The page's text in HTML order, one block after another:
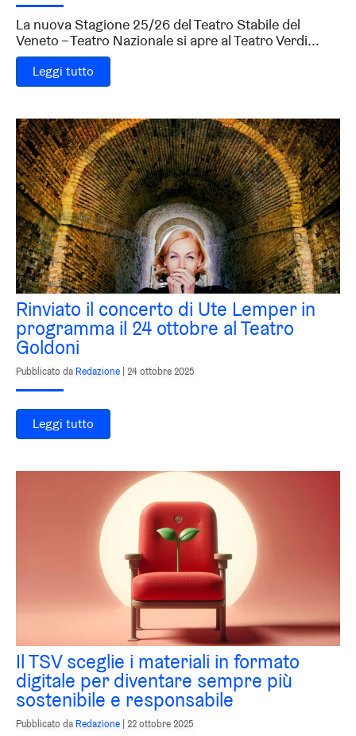
La nuova Stagione 25/26 del Teatro Stabile del
Veneto – Teatro Nazionale si apre al Teatro Verdi...
Leggi tutto
Rinviato il concerto di Ute Lemper in
programma il 24 ottobre al Teatro
Goldoni
Pubblicato da Redazione 24 ottobre 2025
Leggi tutto
Il TSV sceglie i materiali in formato
digitale per diventare sempre più
sostenibile e responsabile
Pubblicato da Redazione 22 ottobre 2025